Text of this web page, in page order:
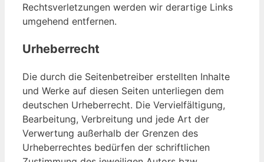
Rechtsverletzungen werden wir derartige Links
umgehend entfernen.
Urheberrecht
Die durch die Seitenbetreiber erstellten Inhalte
und Werke auf diesen Seiten unterliegen dem
deutschen Urheberrecht. Die Vervielfältigung,
Bearbeitung, Verbreitung und jede Art der
Verwertung außerhalb der Grenzen des
Urheberrechtes bedürfen der schriftlichen